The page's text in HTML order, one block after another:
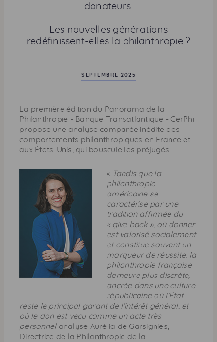
e
t
e
g
donateurs.
Les nouvelles générations
redéfinissent-elles la philanthropie ?
SEPTEMBRE 2025
La première édition du Panorama de la
Philanthropie - Banque Transatlantique - CerPhi
propose une analyse comparée inédite des
comportements philanthropiques en France et
aux États-Unis, qui bouscule les préjugés.
« Tandis que la
philanthropie
américaine se
caractérise par une
tradition affirmée du
« give back», où donner
est valorisé socialement
et constitue souvent un
marqueur de réussite, la
philanthropie française
demeure plus discrète,
ancrée dans une culture
républicaine où l’État
reste le principal garant de l’intérêt général, et
où le don est vécu comme un acte très
personnelanalyse Aurélia de Garsignies,
Directrice de la Philanthropie de la